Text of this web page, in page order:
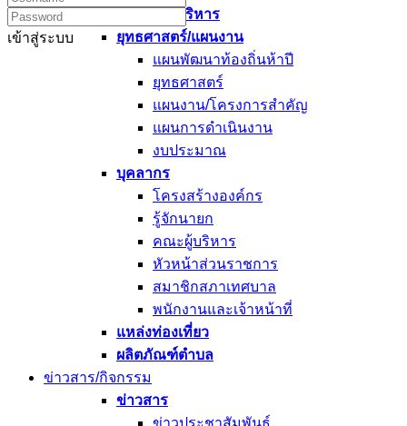
เข้าสู่ระบบ
นโยบายผู้บริหาร
ยุทธศาสตร์/แผนงาน
แผนพัฒนาท้องถิ่นห้าปี
ยุทธศาสตร์
แผนงาน/โครงการสำคัญ
แผนการดำเนินงาน
งบประมาณ
บุคลากร
โครงสร้างองค์กร
รู้จักนายก
คณะผู้บริหาร
หัวหน้าส่วนราชการ
สมาชิกสภาเทศบาล
พนักงานและเจ้าหน้าที่
แหล่งท่องเที่ยว
ผลิตภัณฑ์ตำบล
ข่าวสาร/กิจกรรม
ข่าวสาร
ข่าวประชาสัมพันธ์